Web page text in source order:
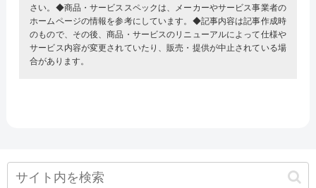
さい。◆商品・サービススペックは、メーカーやサービス事業者の
ホームページの情報を参考にしています。◆記事内容は記事作成時
のもので、その後、商品・サービスのリニューアルによって仕様や
サービス内容が変更されていたり、販売・提供が中止されている場
合があります。